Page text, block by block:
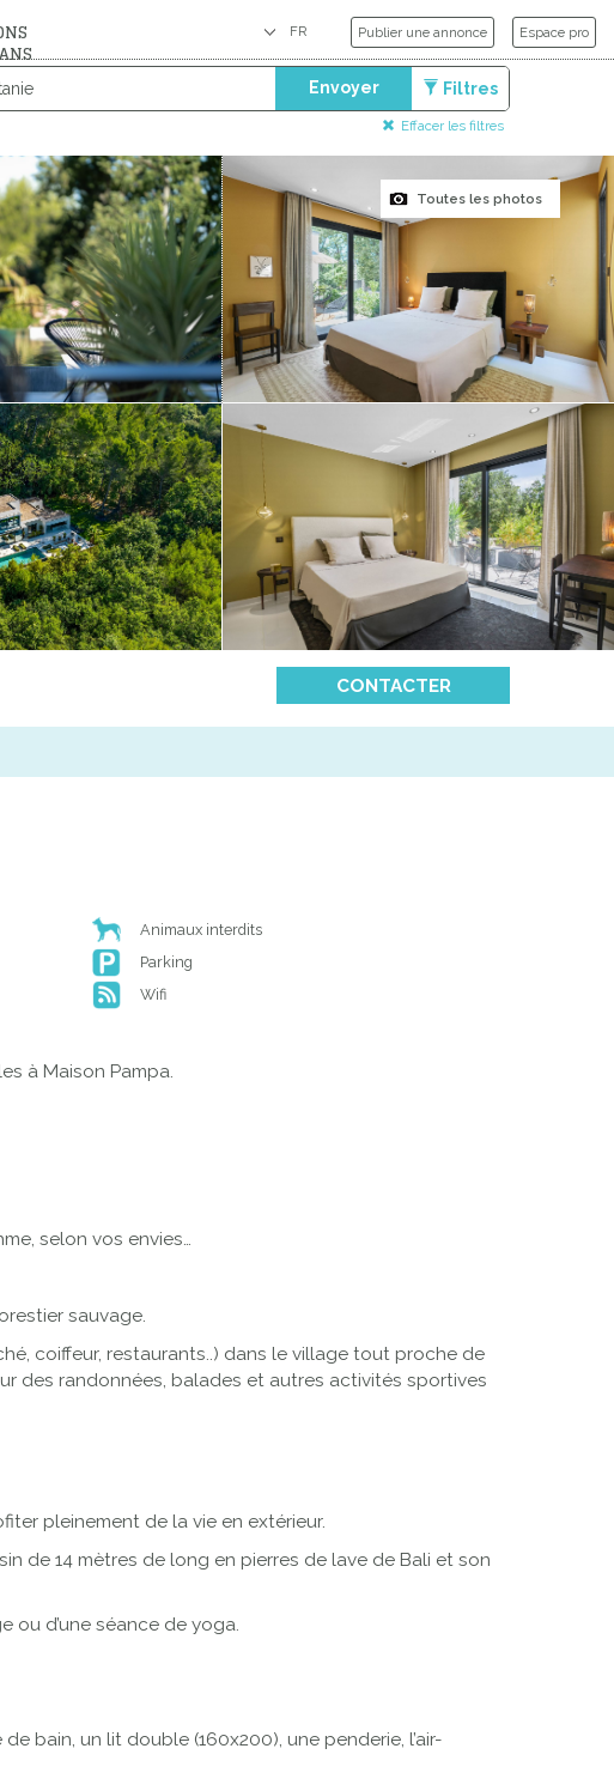
Publier une annonce Espace pro
Envoyer Filtres
Effacer les filtres
Toutes les photos
CONTACTER
Animaux interdits
Parking
Wifi
à Maison Pampa.
selon vos envies…
sauvage.
coiffeur, restaurants..) dans le village tout proche de
des randonnées, balades et autres activités sportives
pleinement de la vie en extérieur.
de 14 mètres de long en pierres de lave de Bali et son
ou d’une séance de yoga.
bain, un lit double (160x200), une penderie, l’air-